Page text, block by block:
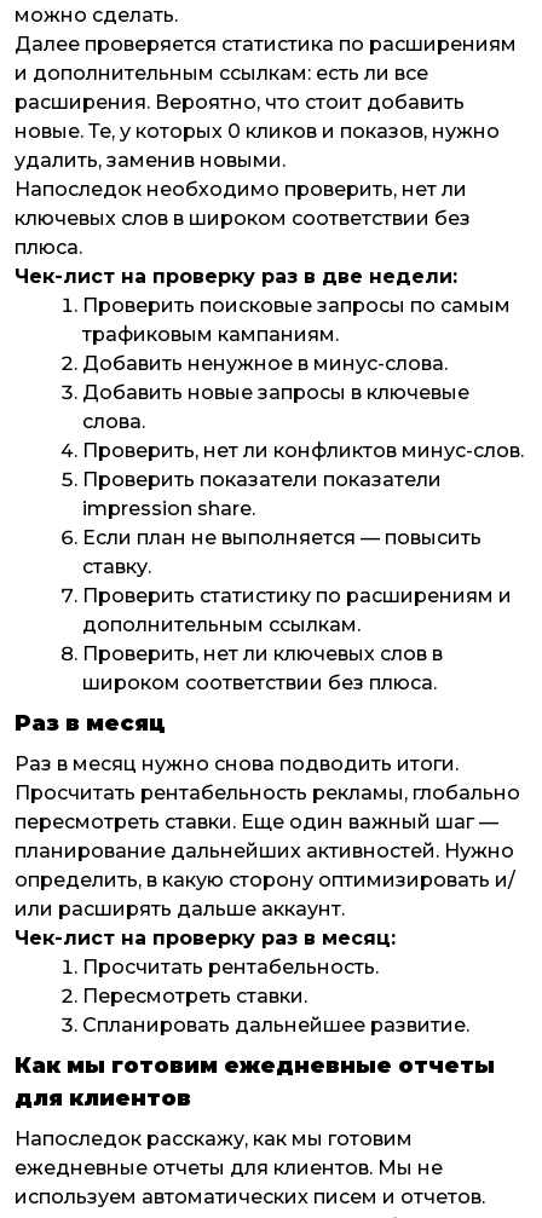
можно сделать.
Далее проверяется статистика по расширениям
и дополнительным ссылкам: есть ли все
расширения. Вероятно, что стоит добавить
новые. Те, у которых 0 кликов и показов, нужно
удалить, заменив новыми.
Напоследок необходимо проверить, нет ли
ключевых слов в широком соответствии без
плюса.
Чек-лист на проверку раз в две недели:
Проверить поисковые запросы по самым
трафиковым кампаниям.
Добавить ненужное в минус-слова.
Добавить новые запросы в ключевые
слова.
Проверить, нет ли конфликтов минус-слов.
Проверить показатели показатели
impression share.
Если план не выполняется — повысить
ставку.
Проверить статистику по расширениям и
дополнительным ссылкам.
Проверить, нет ли ключевых слов в
широком соответствии без плюса.
Раз в месяц
Раз в месяц нужно снова подводить итоги.
Просчитать рентабельность рекламы, глобально
пересмотреть ставки. Еще один важный шаг —
планирование дальнейших активностей. Нужно
определить, в какую сторону оптимизировать и/
или расширять дальше аккаунт.
Чек-лист на проверку раз в месяц:
Просчитать рентабельность.
Пересмотреть ставки.
Спланировать дальнейшее развитие.
Как мы готовим ежедневные отчеты
для клиентов
Напоследок расскажу, как мы готовим
ежедневные отчеты для клиентов. Мы не
используем автоматических писем и отчетов.